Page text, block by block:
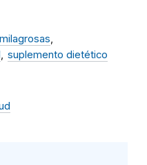
suplemento dietético